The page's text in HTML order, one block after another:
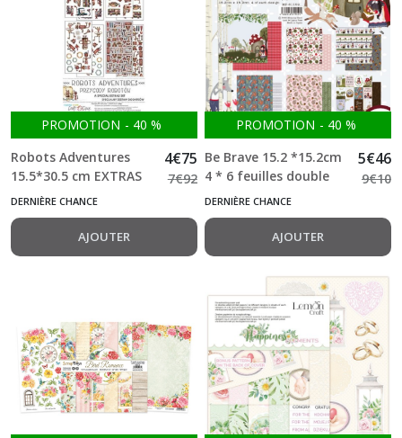
PROMOTION - 40 %
Robots Adventures
15.5*30.5 cm EXTRAS
SET Robots Bloc 12
Craft o Clock
4€75
7€92
DERNIÈRE CHANCE
AJOUTER
PROMOTION - 40 %
Be Brave 15.2 *15.2cm
4 * 6 feuilles double
Memory Place
5€46
9€10
DERNIÈRE CHANCE
AJOUTER